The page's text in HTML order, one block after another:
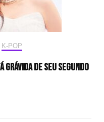
K-POP
grávida de seu segundo